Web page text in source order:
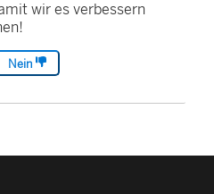
r
wir es verbessern
Nein